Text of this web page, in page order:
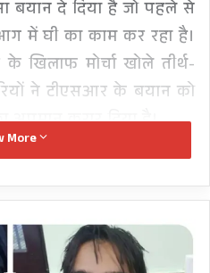
बयान दे दिया है जो पहले से
में घी का काम कर रहा है।
खिलाफ मोर्चा खोले तीर्थ-
ने टीएसआर के बयान को
अपमान करार दिया है।
ने देवस्थानम बोर्ड को
कदम करार देते हुए कहा
कुछ लोग भी दस साल बाद
More